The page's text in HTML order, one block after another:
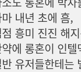
내년 초에 흠,
흥미 진진 해
약에 롱혼이 인
유저들한테는